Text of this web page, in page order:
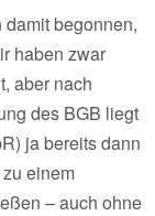
begonnen,
haben zwar
aber nach
des BGB liegt
ja bereits dann
einem
– auch ohne